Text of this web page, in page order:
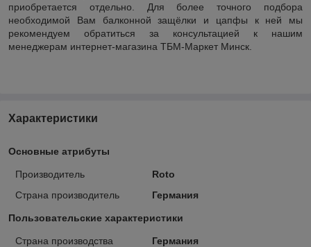
приобретается отдельно. Для более точного подбора
необходимой Вам балконной защёлки и цапфы к ней мы
рекомендуем обратиться за консультацией к нашим
менеджерам интернет-магазина ТБМ-Маркет Минск.
Характеристики
Основные атрибуты
Производитель
Roto
Страна производитель
Германия
Пользовательские характеристики
Страна производства
Германия